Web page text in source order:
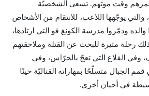
وقت موتهم. تسعى الشخصيّة
والتي يوجّهها اللاعب، للانتقام من الأشخاص
والده ودمّروا مدرسة الكونغ فو التي ارتادها،
رحلة مثيرة للبحث عن القتلة وملاحقتهم
وفي القلاع التي تعجّ بالحرّاس، وفي
الجبال متسلّحًا بمهاراته القتاليّة حينًا
في أحيان أخرى.